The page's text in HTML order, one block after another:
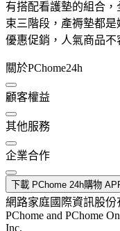
有搭配看護墊的組合
束三階段，產褥墊都
優惠促銷，人氣商品不
關於PChome24h
顧客權益
其他服務
企業合作
下載 PChome 24h購物
網路家庭國際資訊股
PChome and PChome
Inc.